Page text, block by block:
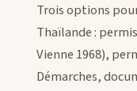
BLOG
Trois options
Thaïlande :
Vienne 1968),
Démarches,